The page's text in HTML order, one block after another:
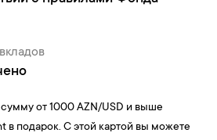
от 1000 AZN/USD и выше
в подарок. С этой картой вы можете